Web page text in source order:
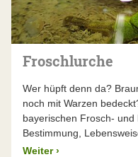
Froschlurche
Wer hüpft denn da?
noch mit Warzen
bayerischen Frosch-
Bestimmung,
Weiter ›